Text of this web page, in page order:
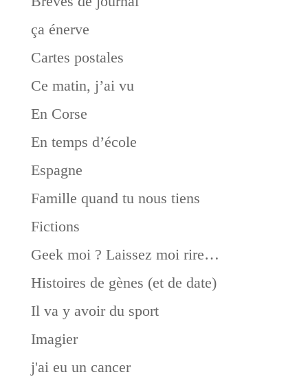
ça énerve
Cartes postales
Ce matin, j’ai vu
En Corse
En temps d’école
Espagne
Famille quand tu nous tiens
Fictions
Geek moi ? Laissez moi rire…
Histoires de gènes (et de date)
Il va y avoir du sport
Imagier
j'ai eu un cancer